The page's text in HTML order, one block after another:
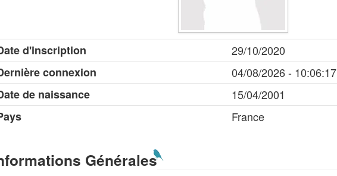
d'inscription
29/10/2020
connexion
04/08/2026 - 10:06:17
de naissance
15/04/2001
France
Générales